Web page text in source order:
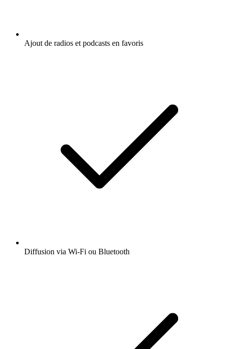
Ajout de radios et podcasts en favoris
Diffusion via Wi-Fi ou Bluetooth